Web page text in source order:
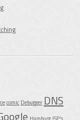
comic Debugger DNS